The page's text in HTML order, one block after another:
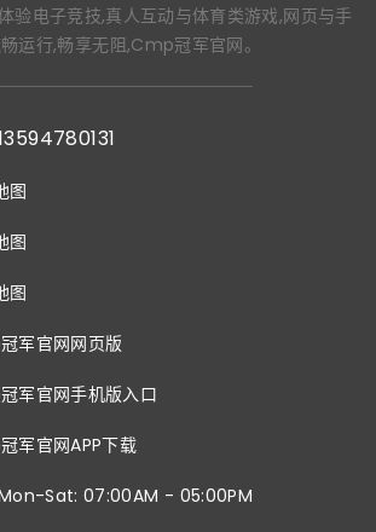
验电子竞技,真人互动与体育类游戏,网页与手
运行,畅享无阻,Cmp冠军官网。
图
图
图
军官网网页版
军官网手机版入口
军官网APP下载
Sat: 07:00AM - 05:00PM